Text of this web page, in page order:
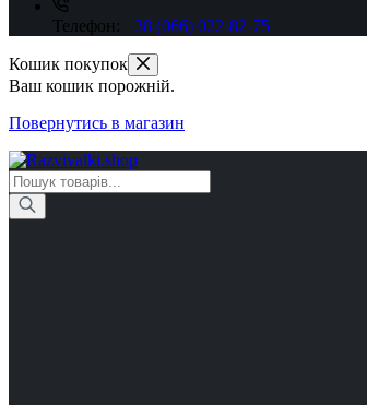
Телефон: +38 (066) 022-82-75
Кошик покупок
Ваш кошик порожній.
Повернутись в магазин